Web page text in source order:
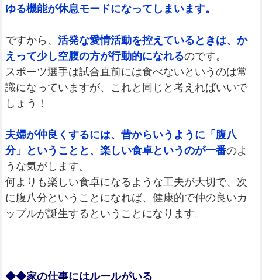
ゆる機能が休息モードになってしまいます。
ですから、 活発な愛情活動を控えているときは、か
えって少し空腹の方が行動的になれるのです。
スポーツ選手は試合直前には食べないというのは常
識になっていますが、これと同じと考えればいいで
しょう！
夫婦が仲良くするには、昔からいうように「腹八
分」ということと、楽しい食卓というのが一番のよ
うな気がします。
何よりも楽しい食卓になるような工夫が大切で、次
に腹八分ということになれば、健康的で仲の良いカ
ップルが誕生するということになります。
◆◆家の仕事にはルールがいる